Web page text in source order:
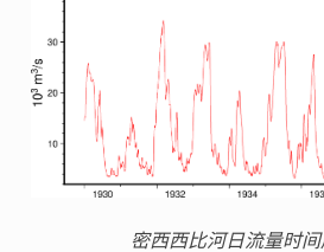
密西西比河日流量时